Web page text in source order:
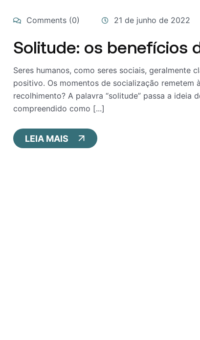
Comments (0) 21 de junho de 2022
Solitude: os benefícios
Seres humanos, como seres sociais, geralmente
positivo. Os momentos de socialização
recolhimento? A palavra “solitude” passa a ideia
compreendido como [...]
LEIA MAIS